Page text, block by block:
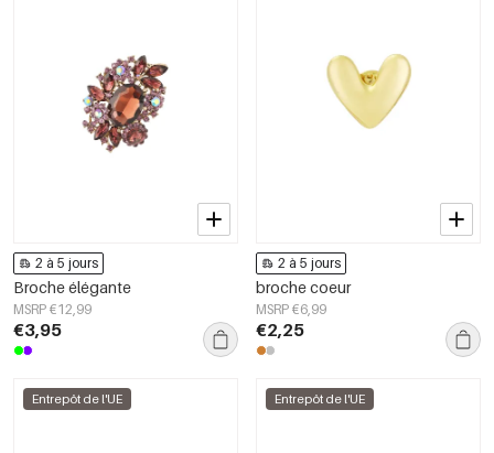
2 à 5 jours
Broche élégante
MSRP €12,99
€3,95
2 à 5 jours
broche coeur
MSRP €6,99
€2,25
Entrepôt de l'UE Entrepôt de l'UE